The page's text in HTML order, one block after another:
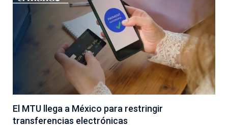
El MTU llega a México para restringir
transferencias electrónicas